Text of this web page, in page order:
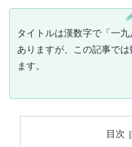
タイトルは漢数字で「一
ありますが、この記事で
ます。
目次